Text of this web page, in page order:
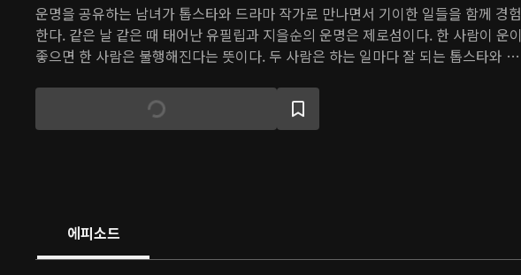
운명을 공유하는 남녀가 톱스타와 드라마 작가로 만나면서 기이한 일들을 함께 경험
한다. 같은 날 같은 때 태어난 유필립과 지을순의 운명은 제로섬이다. 한 사람이 운이
좋으면 한 사람은 불행해진다는 뜻이다. 두 사람은 하는 일마다 잘 되는 톱스타와 하
에피소드